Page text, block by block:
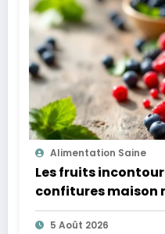
Alimentation Saine
Les fruits
confitures maison
plus légères
5 Août 2026